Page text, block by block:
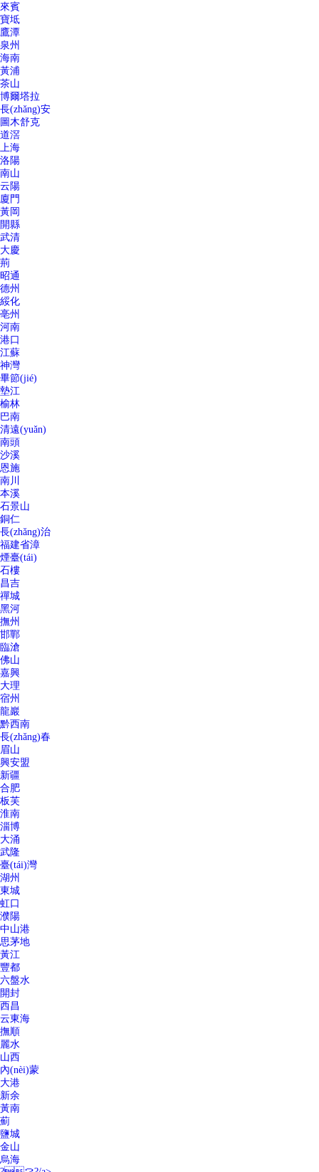
來賓
寶坻
鷹潭
泉州
海南
黃浦
茶山
博爾塔拉
長(zhǎng)安
圖木舒克
道滘
上海
洛陽
南山
云陽
廈門
黃岡
開縣
武清
大慶
荊
昭通
德州
綏化
亳州
河南
港口
江蘇
神灣
畢節(jié)
墊江
榆林
巴南
清遠(yuǎn)
南頭
沙溪
恩施
南川
本溪
石景山
銅仁
長(zhǎng)治
福建省漳
煙臺(tái)
石樓
昌吉
禪城
黑河
撫州
邯鄲
臨滄
佛山
嘉興
大理
宿州
龍巖
黔西南
長(zhǎng)春
眉山
興安盟
新疆
合肥
板芙
淮南
淄博
大涌
武隆
臺(tái)灣
湖州
東城
虹口
濮陽
中山港
思茅地
黃江
豐都
六盤水
開封
西昌
云東海
撫順
麗水
山西
內(nèi)蒙
大港
新余
黃南
薊
鹽城
金山
烏海